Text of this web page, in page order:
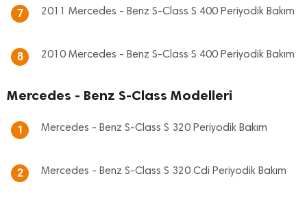
7 2011 Mercedes - Benz S-Class S 400 Periyodik Bakım
8 2010 Mercedes - Benz S-Class S 400 Periyodik Bakım
Mercedes - Benz S-Class Modelleri
1 Mercedes - Benz S-Class S 320 Periyodik Bakım
2 Mercedes - Benz S-Class S 320 Cdi Periyodik Bakım